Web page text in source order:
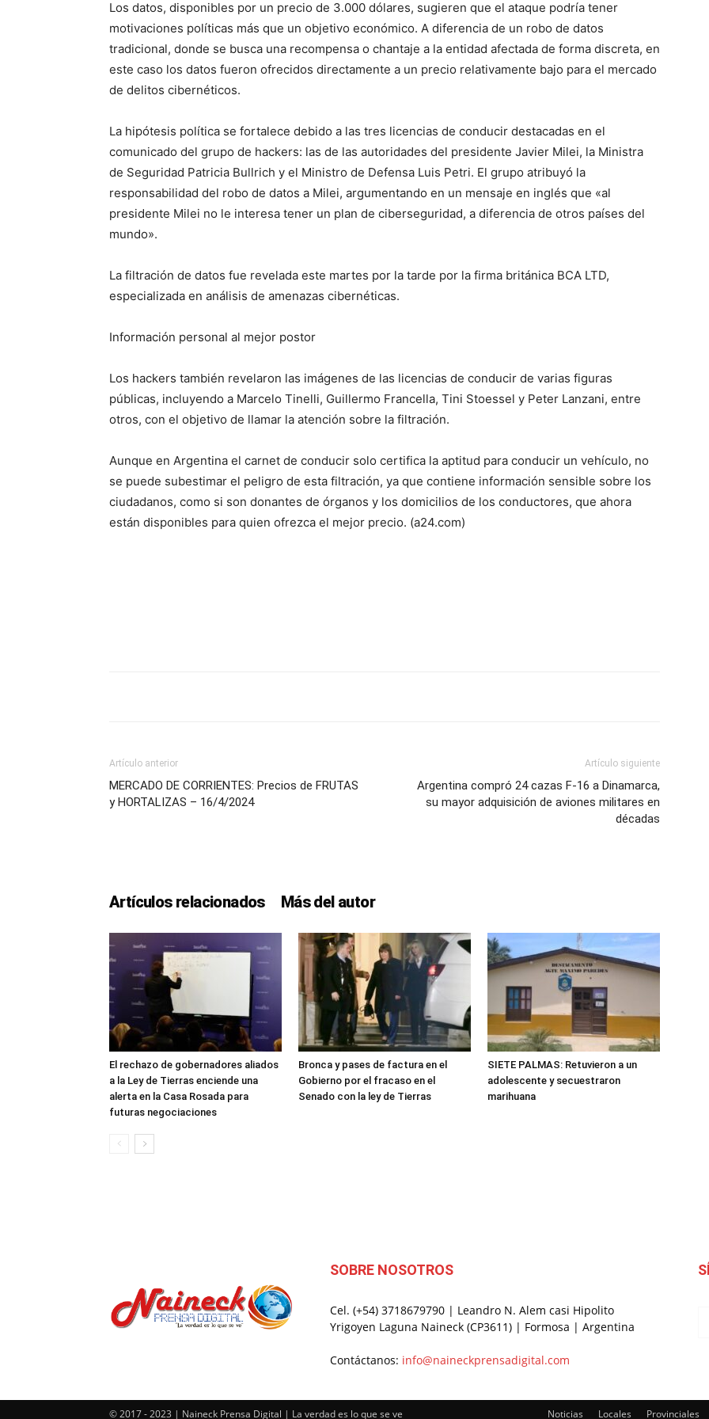
lo
que
se
ve…
Los datos, disponibles por un precio de 3.000 dólares, sugieren que el ataque podría tener
motivaciones políticas más que un objetivo económico. A diferencia de un robo de datos
tradicional, donde se busca una recompensa o chantaje a la entidad afectada de forma discreta, en
este caso los datos fueron ofrecidos directamente a un precio relativamente bajo para el mercado
de delitos cibernéticos.
La hipótesis política se fortalece debido a las tres licencias de conducir destacadas en el
comunicado del grupo de hackers: las de las autoridades del presidente Javier Milei, la Ministra
de Seguridad Patricia Bullrich y el Ministro de Defensa Luis Petri. El grupo atribuyó la
responsabilidad del robo de datos a Milei, argumentando en un mensaje en inglés que «al
presidente Milei no le interesa tener un plan de ciberseguridad, a diferencia de otros países del
mundo».
La filtración de datos fue revelada este martes por la tarde por la firma británica BCA LTD,
especializada en análisis de amenazas cibernéticas.
Información personal al mejor postor
Los hackers también revelaron las imágenes de las licencias de conducir de varias figuras
públicas, incluyendo a Marcelo Tinelli, Guillermo Francella, Tini Stoessel y Peter Lanzani, entre
otros, con el objetivo de llamar la atención sobre la filtración.
Aunque en Argentina el carnet de conducir solo certifica la aptitud para conducir un vehículo, no
se puede subestimar el peligro de esta filtración, ya que contiene información sensible sobre los
ciudadanos, como si son donantes de órganos y los domicilios de los conductores, que ahora
están disponibles para quien ofrezca el mejor precio. (a24.com)
Artículo anterior
MERCADO DE CORRIENTES: Precios de FRUTAS
y HORTALIZAS – 16/4/2024
Artículo siguiente
Argentina compró 24 cazas F-16 a Dinamarca,
su mayor adquisición de aviones militares en
décadas
Artículos relacionados Más del autor
El rechazo de gobernadores aliados
a la Ley de Tierras enciende una
alerta en la Casa Rosada para
futuras negociaciones
Bronca y pases de factura en el
Gobierno por el fracaso en el
Senado con la ley de Tierras
SIETE PALMAS: Retuvieron a un
adolescente y secuestraron
marihuana
SOBRE NOSOTROS
Cel. (+54) 3718679790 | Leandro N. Alem casi Hipolito
Yrigoyen Laguna Naineck (CP3611) | Formosa | Argentina
Contáctanos: info@naineckprensadigital.com
Noticias Locales Provinciales
© 2017 - 2023 | Naineck Prensa Digital | La verdad es lo que se ve